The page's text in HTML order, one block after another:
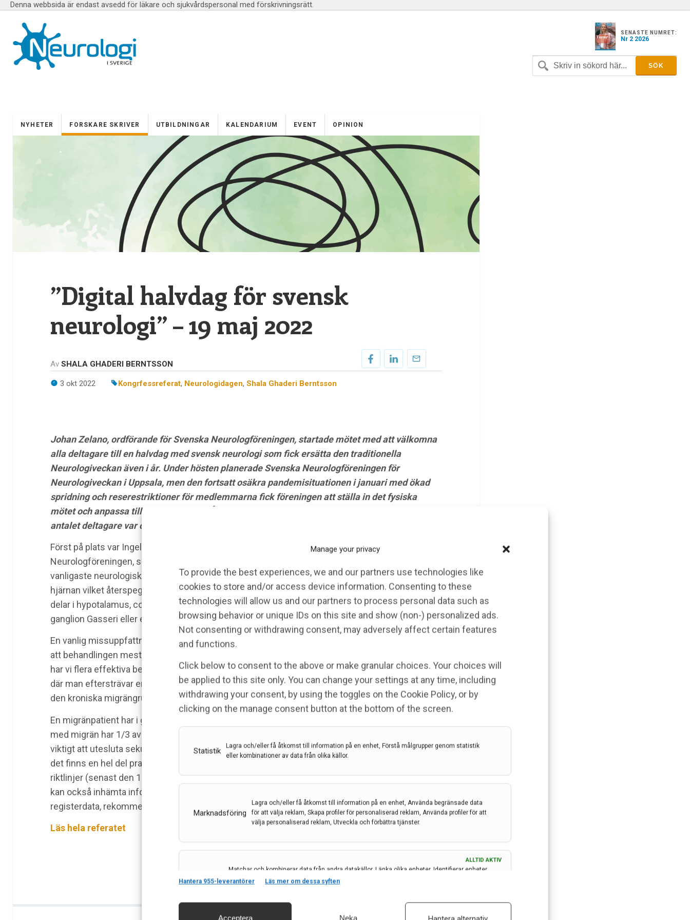
Manage your privacy
To provide the best experiences, we and our partners use technologies like
cookies to store and/or access device information. Consenting to these
technologies will allow us and our partners to process personal data such as
browsing behavior or unique IDs on this site and show (non-) personalized ads.
Not consenting or withdrawing consent, may adversely affect certain features
and functions.
Click below to consent to the above or make granular choices. Your choices will
be applied to this site only. You can change your settings at any time, including
withdrawing your consent, by using the toggles on the Cookie Policy, or by
clicking on the manage consent button at the bottom of the screen.
Statistik
Lagra och/eller få åtkomst till information på en enhet, Förstå målgrupper genom statistik
eller kombinationer av data från olika källor.
Marknadsföring
Lagra och/eller få åtkomst till information på en enhet, Använda begränsade data
för att välja reklam, Skapa profiler för personaliserad reklam, Använda profiler för att
välja personaliserad reklam, Utveckla och förbättra tjänster.
ALLTID AKTIV
Matchar och kombinerar data från andra datakällor, Länka olika enheter, Identifierar enheter
baserat på information som överförs automatiskt.
ALLTID AKTIV
Hantera 955-leverantörer Läs mer om dessa syften
Acceptera Neka
Denna webbsida är endast avsedd för läkare och sjukvårdspersonal med förskrivningsrätt.
SENASTE NUMRET:
Nr 2 2026
NYHETER FORSKARE SKRIVER UTBILDNINGAR KALENDARIUM EVENT OPINION
”Digital halvdag för svensk
neurologi” – 19 maj 2022
Av SHALA GHADERI BERNTSSON
3 okt 2022 Kongrfessreferat, Neurologidagen, Shala Ghaderi Berntsson
Johan Zelano, ordförande för Svenska Neurologföreningen, startade mötet med att välkomna
alla deltagare till en halvdag med svensk neurologi som fick ersätta den traditionella
Neurologiveckan även i år. Under hösten planerade Svenska Neurologföreningen för
Neurologiveckan i Uppsala, men den fortsatt osäkra pandemisituationen i januari med ökad
spridning och reserestriktioner för medlemmarna fick föreningen att ställa in det fysiska
mötet och anpassa till en digital form. Årets mötesprogram bestod av ett flertal punkter och
antalet deltagare var cirka 45 personer.
Först på plats var Ingela Nilsson Remahl, ordförande för etik och kvalitetsutskottet i Svenska
Neurologföreningen, som diskuterade de regionala skillnaderna i migränvården. Migrän är den
vanligaste neurologiska sjukdomen i aktiv yrkesverksam ålder och engagerar stora delar av
hjärnan vilket återspeglas i att den har olika uttryck och neurologiska symtom. Alltifrån djupa
delar i hypotalamus, cortex under aurafasen, trigeminovaskulära systemet med fokus på
ganglion Gasseri eller en följd av genetiska varianter (monogenetisk/ multigenetisk).
En vanlig missuppfattning om migrän är att sjukdomen kan hanteras av andra professioner och
att behandlingen mest handlar om ospecifik biologisk effekt. Men tiderna har ändrats och i dag
har vi flera effektiva behandlingsmetoder mot högfrekvent och kronisk migrän (15 dagar/månad)
där man eftersträvar en specifik effekt och utvecklingen sker snabbt. Den höga kostnaden står
den kroniska migrängruppen för.
En migränpatient har i genomsnittligt 1,3 migrändagar/månad; men 25 procent av alla svenskar
med migrän har 1/3 av alla attacker. Migrän börjar tidigt. När det kommer till migrändiagnos är det
viktigt att utesluta sekundära orsaker. Man har god hjälp av Huvudvärkssällskapets hemsida där
det finns en hel del praktiskt användbar information, sidan uppdateras hela tiden med nya
riktlinjer (senast den 10 oktober 2020 uppdaterades diagnostik och behandling av migrän). Man
kan också inhämta information om hur man använder Huvudvärksdagboken eller komma åt
registerdata, rekommenderad nivådiagnostik med mera.
Läs hela referatet